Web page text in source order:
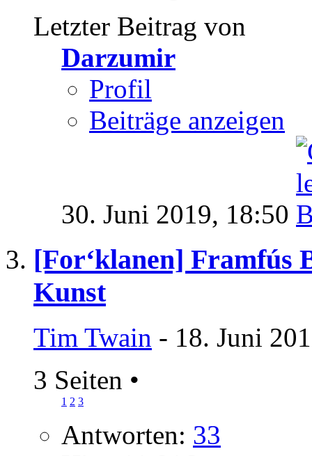
Letzter Beitrag von
Darzumir
Profil
Beiträge anzeigen
30. Juni 2019, 18:50
[For‘klanen] Framfús
Kunst
Tim Twain - 18. Juni
3 Seiten •
1 2 3
Antworten: 33